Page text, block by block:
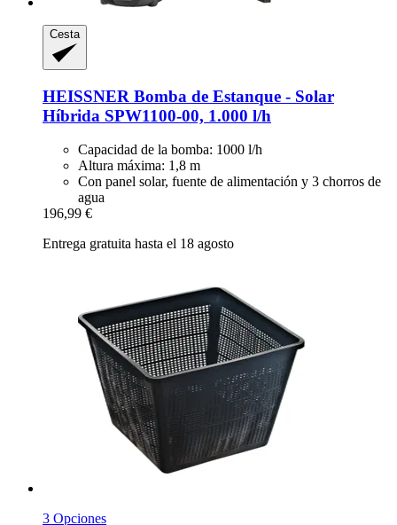
Cesta
HEISSNER Bomba de Estanque -​ Solar
Híbrida SPW1100-​00, 1.000 l/h
Capacidad de la bomba: 1000 l/h
Altura máxima: 1,8 m
Con panel solar, fuente de alimentación y 3 chorros de
agua
196,99 €
Entrega gratuita hasta el 18 agosto
3 Opciones